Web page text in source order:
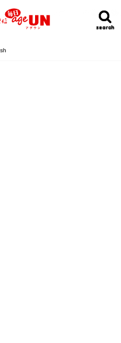
search
search
日の運勢ランキング 今週の運勢